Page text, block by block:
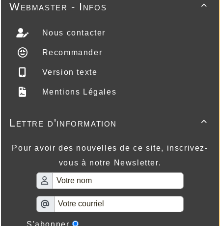

Webmaster - Infos
Nous contacter
Recommander
Version texte
Mentions Légales

Lettre d'information
Pour avoir des nouvelles de ce site, inscrivez-
vous à notre Newsletter.